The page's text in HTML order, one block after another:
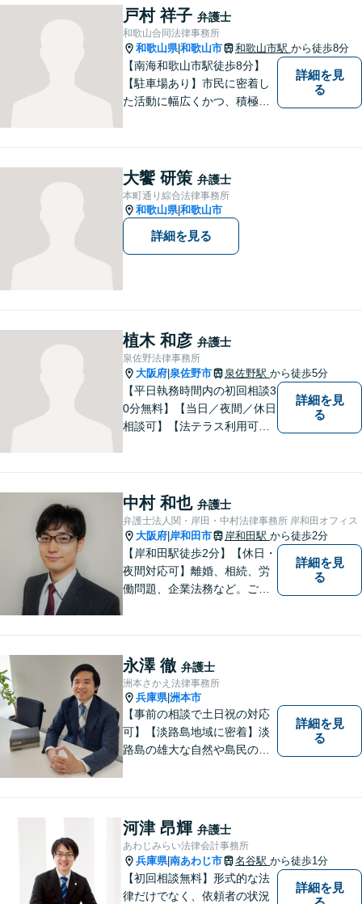
ご相談いただくこともありま
す。
戸村 祥子 弁護士
和歌山合同法律事務所
和歌山県|和歌山市 和歌山市駅 から徒歩8分
【南海和歌山市駅徒歩8分】
【駐車場あり】市民に密着し
た活動に幅広くかつ、積極的
く対応可能。【地域に根ざし
た弁護士】法律トラブルでお
悩みの方は、お気軽にご相談
ください。
詳細を見
る
大饗 研策 弁護士
本町通り綜合法律事務所
和歌山県|和歌山市
詳細を見る
植木 和彦 弁護士
泉佐野法律事務所
大阪府 泉佐野市 泉佐野駅 から徒歩5分
【平日執務時間内の初回相談3
0分無料】【当日／夜間／休日
相談可】【法テラス利用可】
詳細を見
る
中村 和也 弁護士
弁護士法人関・岸田・中村法律事務所 岸和田オフィス
大阪府 岸和田市 岸和田駅 から徒歩2分
【岸和田駅徒歩2分】【休日・
夜間対応可】離婚、相続、労
働問題、企業法務など。ご依
はお一人で抱えず、ぜひ弁護
士へご相談ください【完全個
室】
詳細を見
る
永澤 徹 弁護士
洲本さかえ法律事務所
兵庫県|洲本市
【事前の相談で土日祝の対応
可】【淡路島地域に密着】淡
路島の雄大な自然や島民の
力で励んでおります。事前の
ご相談で土日祝・時間外対応
が可能です。
詳細を見
る
河津 昂輝 弁護士
あわじみらい法律会計事務所
兵庫県|南あわじ市 名谷駅 から徒歩1分
【初回相談無料】形式的な法
律だけでなく、依頼者の状況
詳細を見